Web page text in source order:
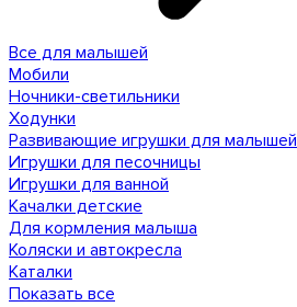
Все для малышей
Мобили
Ночники-светильники
Ходунки
Развивающие игрушки для малышей
Игрушки для песочницы
Игрушки для ванной
Качалки детские
Для кормления малыша
Коляски и автокресла
Каталки
Показать все